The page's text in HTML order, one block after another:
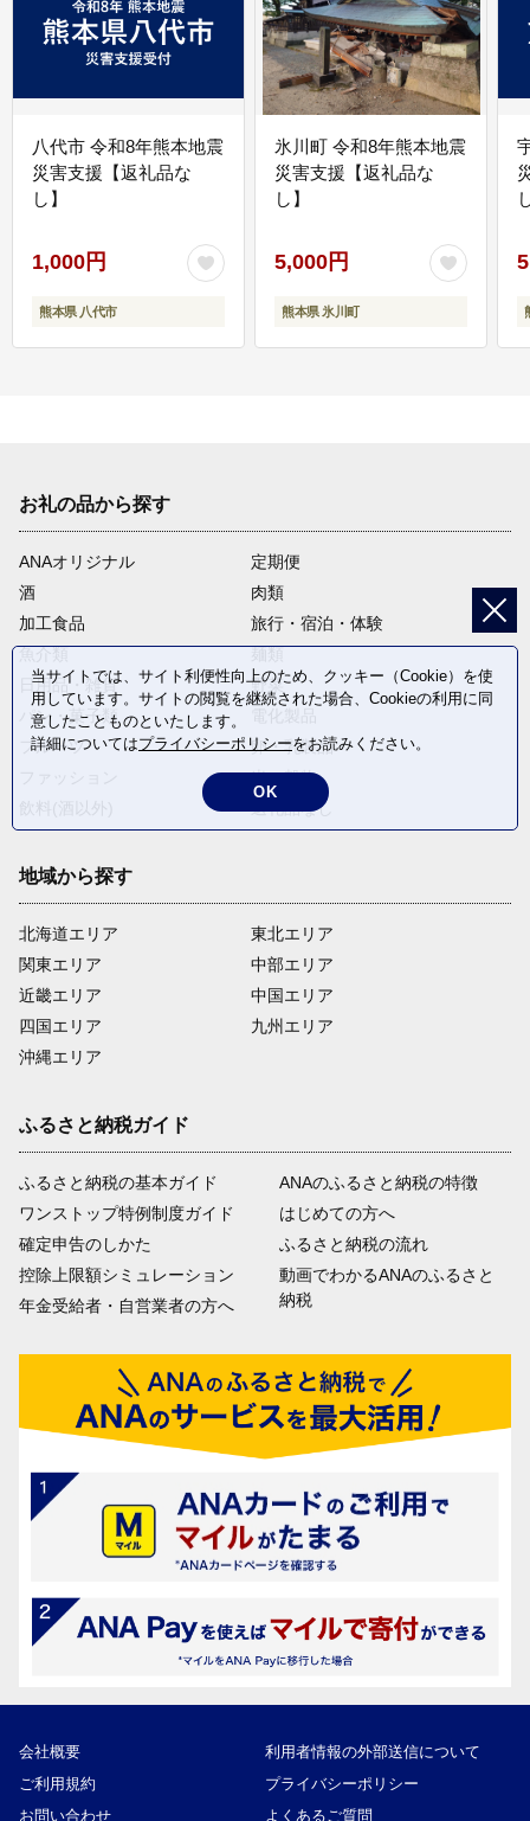
八代市 令和8年熊本地震
災害支援【返礼品な
し】
1,000円
熊本県 八代市
氷川町 令和8年熊本地震
災害支援【返礼品な
し】
5,000円
熊本県 氷川町
お礼の品から探す
ANAオリジナル
定期便
酒
肉類
加工食品
旅行・宿泊・体験
日用品・雑貨
野菜
パン・菓子類
フルーツ
卵・乳製品
米・穀物
返礼品なし
地域から探す
北海道エリア
関東エリア
近畿エリア
四国エリア
沖縄エリア
東北エリア
中部エリア
中国エリア
九州エリア
ふるさと納税ガイド
ふるさと納税の基本ガイド
ワンストップ特例制度ガイド
確定申告のしかた
控除上限額シミュレーション
年金受給者・自営業者の方へ
ANAのふるさと納税の特徴
はじめての方へ
ふるさと納税の流れ
動画でわかるANAのふるさと
納税
会社概要
利用者情報の外部送信について
ご利用規約
プライバシーポリシー
お問い合わせ
よくあるご質問
当サイトでは、サイト利便性向上のため、クッキー（Cookie）を使
用しています。サイトの閲覧を継続された場合、Cookieの利用に同
意したことものといたします。
詳細についてはプライバシーポリシーをお読みください。
OK